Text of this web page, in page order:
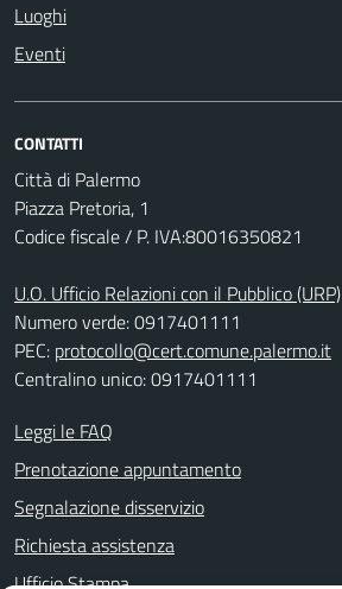
Luoghi
Eventi
CONTATTI
Città di Palermo
Piazza Pretoria, 1
Codice fiscale / P. IVA:80016350821
U.O. Ufficio Relazioni con il Pubblico (URP)
Numero verde: 0917401111
PEC: protocollo@cert.comune.palermo.it
Centralino unico: 0917401111
Leggi le FAQ
Prenotazione appuntamento
Segnalazione disservizio
Richiesta assistenza